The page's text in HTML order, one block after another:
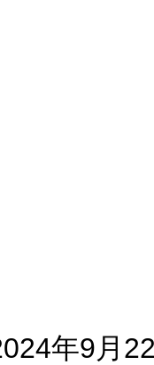
年9月